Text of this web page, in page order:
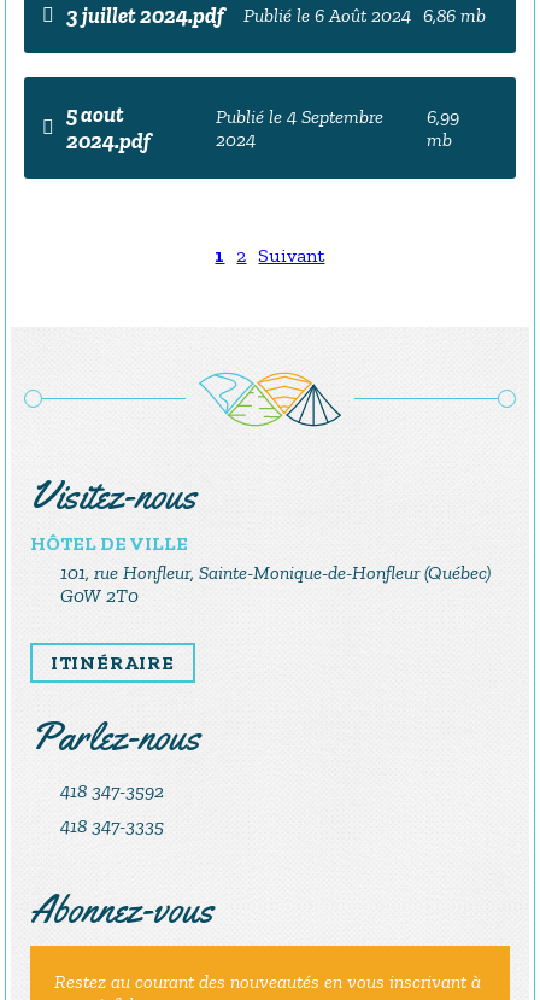
3 juillet 2024.pdf Publié le 6 Août 2024 6,86 mb
5 aout
2024.pdf
Publié le 4 Septembre
2024
6,99
mb
1 2 Suivant
Visitez-nous
HÔTEL DE VILLE
101, rue Honfleur, Sainte-Monique-de-Honfleur (Québec)
G0W 2T0
ITINÉRAIRE
Parlez-nous
418 347-3592
418 347-3335
Abonnez-vous
Restez au courant des nouveautés en vous inscrivant à